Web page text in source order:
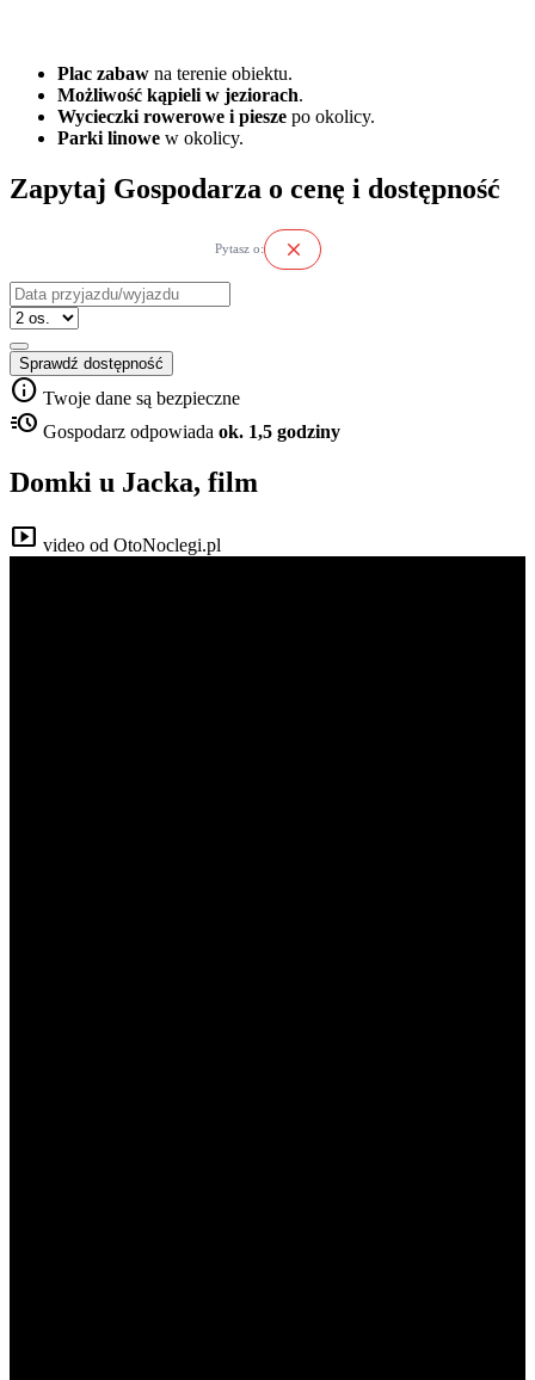
Plac zabaw na terenie obiektu.
Możliwość kąpieli w jeziorach.
Wycieczki rowerowe i piesze po okolicy.
Parki linowe w okolicy.
Zapytaj Gospodarza o cenę i dostępność
Pytasz o: close
Sprawdź dostępność
info Twoje dane są bezpieczne
acute Gospodarz odpowiada ok. 1,5 godziny
Domki u Jacka, film
smart_display video od OtoNoclegi.pl